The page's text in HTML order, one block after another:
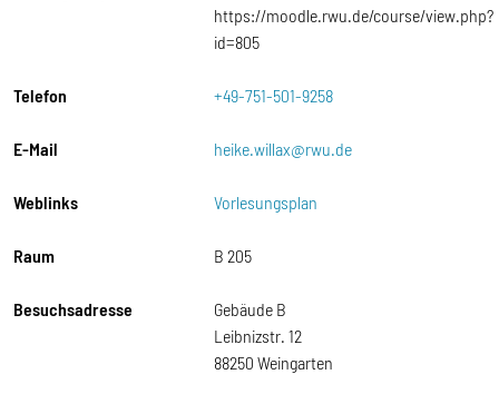
https://moodle.rwu.de/course/view.php?
id=805
Telefon +49-751-501-9258
E-Mail heike.willax@rwu.de
Weblinks Vorlesungsplan
Raum B 205
Besuchsadresse
Gebäude B
Leibnizstr. 12
88250 Weingarten